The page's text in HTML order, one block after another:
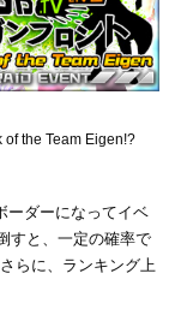
of the Team Eigen!?
ーダーになってイベ
すと、一定の確率で
らに、ランキング上